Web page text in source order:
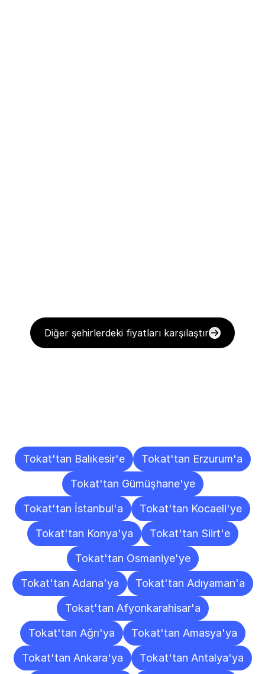
Diğer şehirlerdeki fiyatları karşılaştır
Tokat'tan Balıkesir'e
Tokat'tan Erzurum'a
Tokat'tan Gümüşhane'ye
Tokat'tan İstanbul'a
Tokat'tan Kocaeli'ye
Tokat'tan Konya'ya
Tokat'tan Siirt'e
Tokat'tan Osmaniye'ye
Tokat'tan Adana'ya
Tokat'tan Adıyaman'a
Tokat'tan Afyonkarahisar'a
Tokat'tan Ağrı'ya
Tokat'tan Amasya'ya
Tokat'tan Ankara'ya
Tokat'tan Antalya'ya